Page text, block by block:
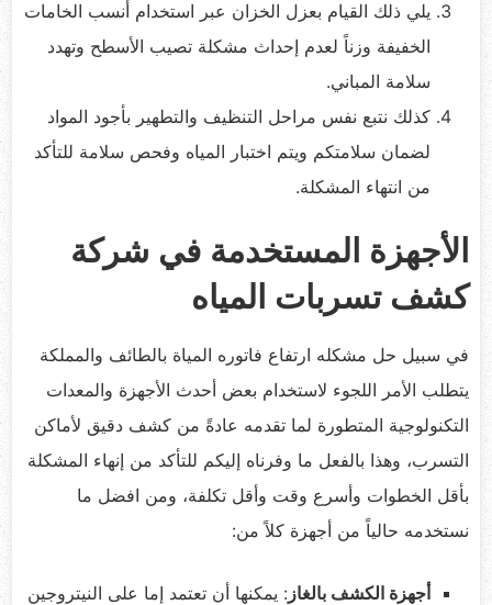
يلي ذلك القيام بعزل الخزان عبر استخدام أنسب الخامات
الخفيفة وزناً لعدم إحداث مشكلة تصيب الأسطح وتهدد
سلامة المباني.
كذلك نتبع نفس مراحل التنظيف والتطهير بأجود المواد
لضمان سلامتكم ويتم اختبار المياه وفحص سلامة للتأكد
من انتهاء المشكلة.
الأجهزة المستخدمة في شركة
كشف تسربات المياه
في سبيل حل مشكله ارتفاع فاتوره المياة بالطائف والمملكة
يتطلب الأمر اللجوء لاستخدام بعض أحدث الأجهزة والمعدات
التكنولوجية المتطورة لما تقدمه عادةً من كشف دقيق لأماكن
التسرب، وهذا بالفعل ما وفرناه إليكم للتأكد من إنهاء المشكلة
بأقل الخطوات وأسرع وقت وأقل تكلفة، ومن افضل ما
نستخدمه حالياً من أجهزة كلاً من:
أجهزة الكشف بالغاز : يمكنها أن تعتمد إما على النيتروجين